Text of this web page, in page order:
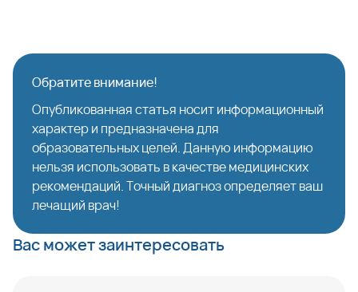
Обратите внимание!
Опубликованная статья носит информационный
характер и предназначена для
образовательных целей. Данную информацию
нельзя использовать в качестве медицинских
рекомендаций. Точный диагноз определяет ваш
лечащий врач!
Вас может заинтересовать